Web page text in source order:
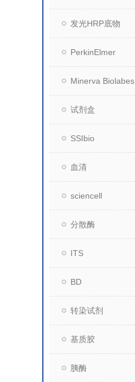
发光HRP底物
PerkinElmer
Minerva Biolabes
试剂盒
SSIbio
血清
sciencell
分散酶
ITS
BD
转染试剂
基质胶
胰酶